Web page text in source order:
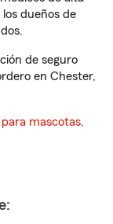
dueños de
de seguro
en Chester,
mascotas.